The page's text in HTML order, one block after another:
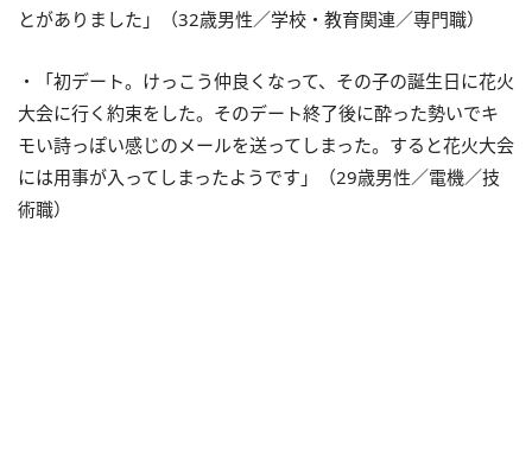
とがありました」（32歳男性／学校・教育関連／専門職）
・「初デート。けっこう仲良くなって、その子の誕生日に花火
大会に行く約束をした。そのデート終了後に酔った勢いでキ
モい詩っぽい感じのメールを送ってしまった。すると花火大会
には用事が入ってしまったようです」（29歳男性／電機／技
術職）